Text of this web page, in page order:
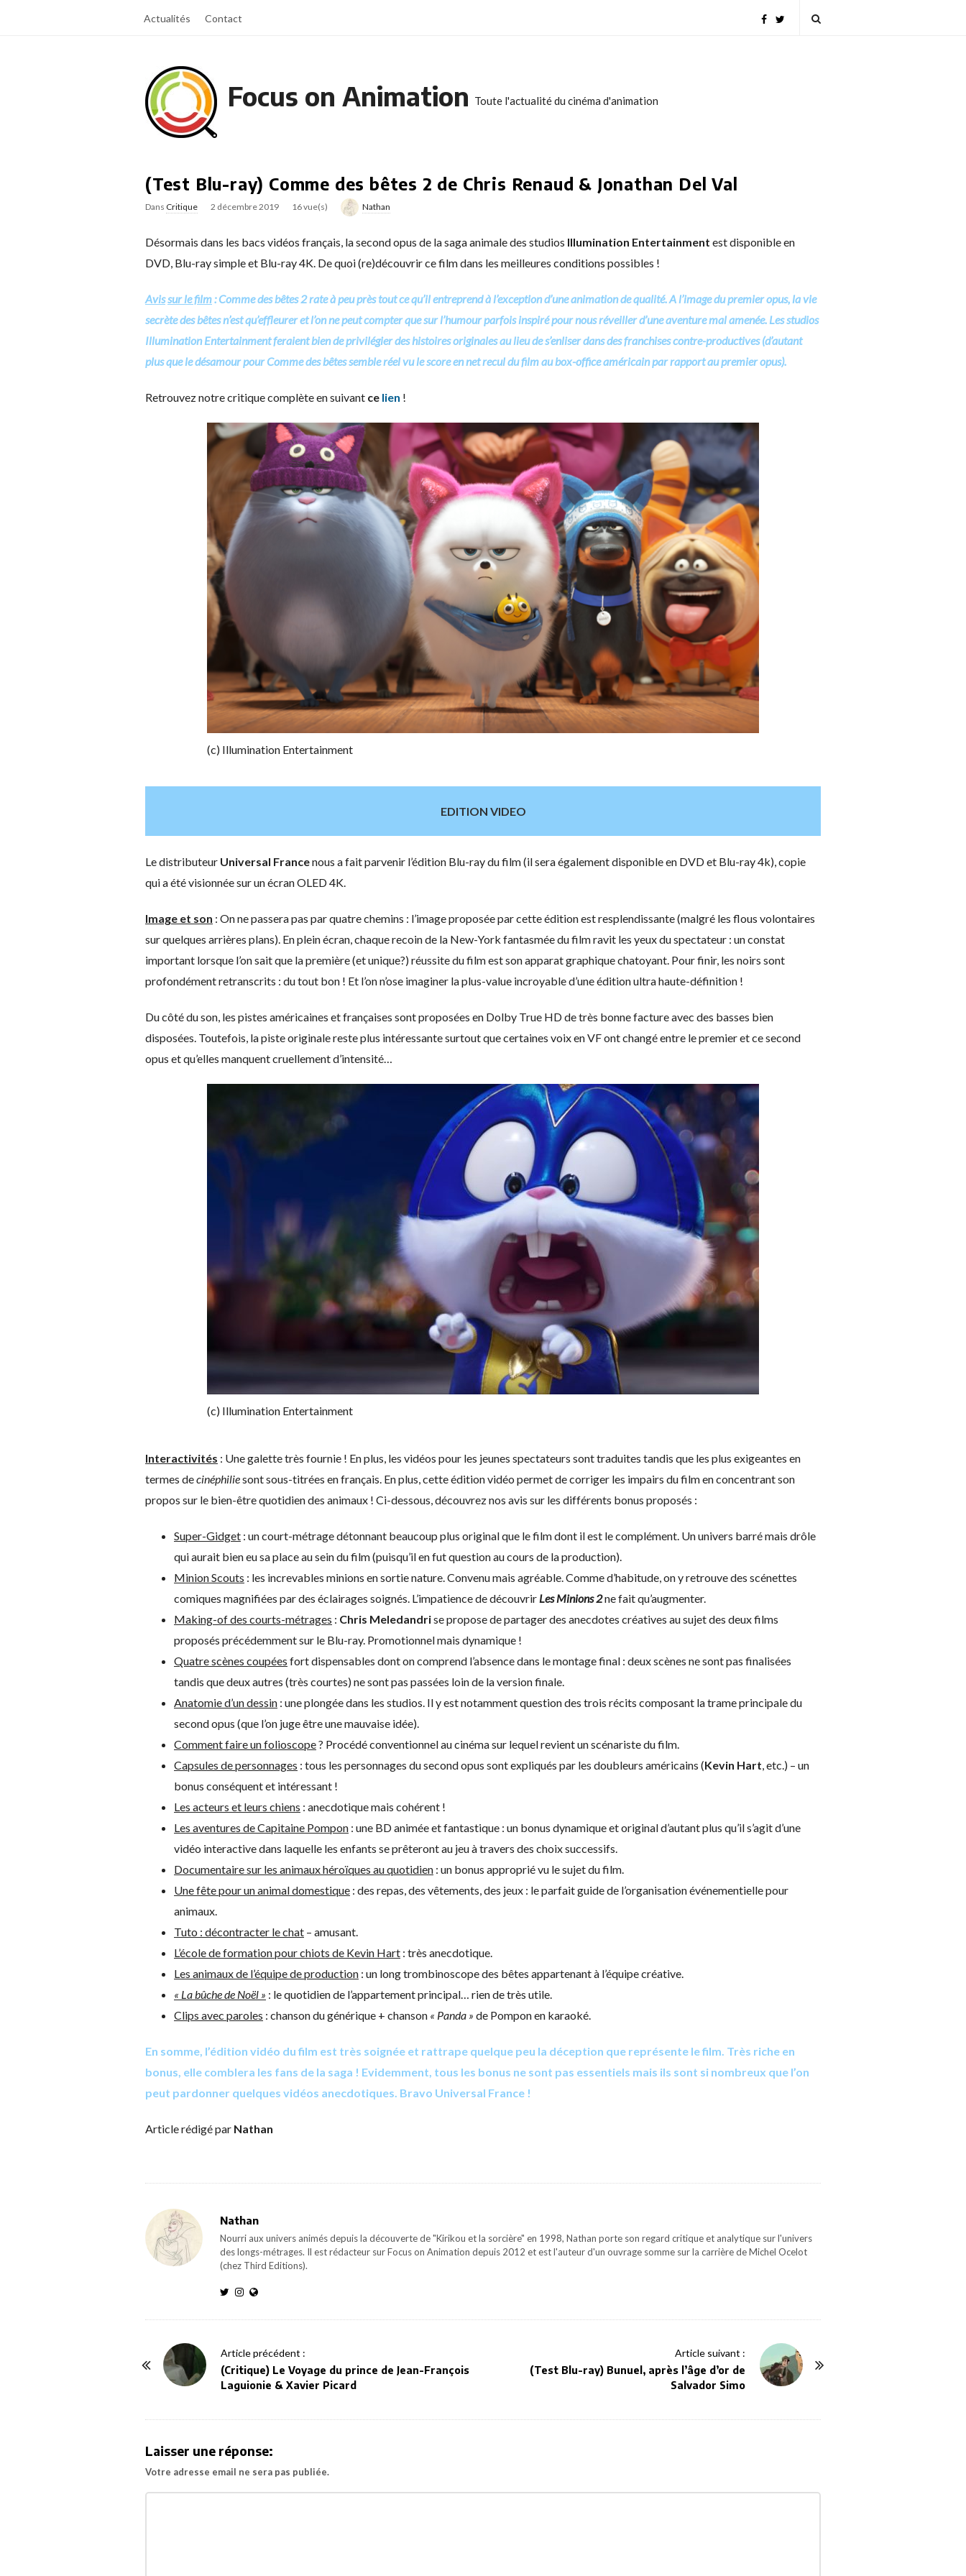
Actualités Contact
Focus on Animation Toute l'actualité du cinéma d'animation
(Test Blu-ray) Comme des bêtes 2 de Chris Renaud & Jonathan Del Val
Dans Critique 2 décembre 2019 16 vue(s) Nathan
Désormais dans les bacs vidéos français, la second opus de la saga animale des studios Illumination Entertainment est disponible en
DVD, Blu-ray simple et Blu-ray 4K. De quoi (re)découvrir ce film dans les meilleures conditions possibles !
Avissur le film: Comme des bêtes 2 rate à peu près tout ce qu’il entreprend à l’exception d’une animation de qualité. A l’image du premier opus, la vie
secrète des bêtes n’est qu’effleurer et l’on ne peut compter que sur l’humour parfois inspiré pour nous réveiller d’une aventure mal amenée. Les studios
Illumination Entertainment feraient bien de privilégier des histoires originales au lieu de s’enliser dans des franchises contre-productives (d’autant
plus que le désamour pour Comme des bêtes semble réel vu le score en net recul du film au box-office américain par rapport au premier opus).
Retrouvez notre critique complète en suivant ce lien !
(c) Illumination Entertainment
EDITION VIDEO
Le distributeur Universal Francenous a fait parvenir l’édition Blu-ray du film (il sera également disponible en DVD et Blu-ray 4k), copie
qui a été visionnée sur un écran OLED 4K.
Image et son : On ne passera pas par quatre chemins : l’image proposée par cette édition est resplendissante (malgré les flous volontaires
sur quelques arrières plans). En plein écran, chaque recoin de la New-York fantasmée du film ravit les yeux du spectateur : un constat
important lorsque l’on sait que la première (et unique?) réussite du film est son apparat graphique chatoyant. Pour finir, les noirs sont
profondément retranscrits : du tout bon ! Et l’on n’ose imaginer la plus-value incroyable d’une édition ultra haute-définition !
Du côté du son, les pistes américaines et françaises sont proposées en Dolby True HD de très bonne facture avec des basses bien
disposées. Toutefois, la piste originale reste plus intéressante surtout que certaines voix en VF ont changé entre le premier et ce second
opus et qu’elles manquent cruellement d’intensité…
(c) Illumination Entertainment
Interactivités : Une galette très fournie ! En plus, les vidéos pour les jeunes spectateurs sont traduites tandis que les plus exigeantes en
termes decinéphiliesont sous-titrées en français. En plus, cette édition vidéo permet de corriger les impairs du film en concentrant son
propos sur le bien-être quotidien des animaux ! Ci-dessous, découvrez nos avis sur les différents bonus proposés :
Super-Gidget : un court-métrage détonnant beaucoup plus original que le film dont il est le complément. Un univers barré mais drôle
qui aurait bien eu sa place au sein du film (puisqu’il en fut question au cours de la production).
Minion Scouts : les increvables minions en sortie nature. Convenu mais agréable. Comme d’habitude, on y retrouve des scénettes
comiques magnifiées par des éclairages soignés. L’impatience de découvrir Les Minions 2ne fait qu’augmenter.
Making-of des courts-métrages : Chris Meledandrise propose de partager des anecdotes créatives au sujet des deux films
proposés précédemment sur le Blu-ray. Promotionnel mais dynamique !
Quatre scènes coupées fort dispensables dont on comprend l’absence dans le montage final : deux scènes ne sont pas finalisées
tandis que deux autres (très courtes) ne sont pas passées loin de la version finale.
Anatomie d’un dessin : une plongée dans les studios. Il y est notamment question des trois récits composant la trame principale du
second opus (que l’on juge être une mauvaise idée).
Comment faire un folioscope? Procédé conventionnel au cinéma sur lequel revient un scénariste du film.
Capsules de personnages : tous les personnages du second opus sont expliqués par les doubleurs américains (Kevin Hart, etc.) – un
bonus conséquent et intéressant !
Les acteurs et leurs chiens : anecdotique mais cohérent !
Les aventures de Capitaine Pompon : une BD animée et fantastique : un bonus dynamique et original d’autant plus qu’il s’agit d’une
vidéo interactive dans laquelle les enfants se prêteront au jeu à travers des choix successifs.
Documentaire sur les animaux héroïques au quotidien : un bonus approprié vu le sujet du film.
Une fête pour un animal domestique : des repas, des vêtements, des jeux : le parfait guide de l’organisation événementielle pour
animaux.
Tuto : décontracter le chat – amusant.
L’école de formation pour chiots de Kevin Hart : très anecdotique.
Les animaux de l’équipe de production : un long trombinoscope des bêtes appartenant à l’équipe créative.
« La bûche de Noël » : le quotidien de l’appartement principal… rien de très utile.
Clips avec paroles : chanson du générique + chanson « Panda » de Pompon en karaoké.
En somme, l’édition vidéo du film est très soignée et rattrape quelque peu la déception que représente le film. Très riche en
bonus, elle comblera les fans de la saga ! Evidemment, tous les bonus ne sont pas essentiels mais ils sont si nombreux que l’on
peut pardonner quelques vidéos anecdotiques. Bravo Universal France !
Article rédigé par Nathan
Nathan
Nourri aux univers animés depuis la découverte de "Kirikou et la sorcière" en 1998, Nathan porte son regard critique et analytique sur l'univers
des longs-métrages. Il est rédacteur sur Focus on Animation depuis 2012 et est l'auteur d'un ouvrage somme sur la carrière de Michel Ocelot
(chez Third Editions).
Article précédent :
(Critique) Le Voyage du prince de Jean-François
Laguionie & Xavier Picard
Article suivant :
(Test Blu-ray) Bunuel, après l’âge d’or de
Salvador Simo
Laisser une réponse:
Votre adresse email ne sera pas publiée.